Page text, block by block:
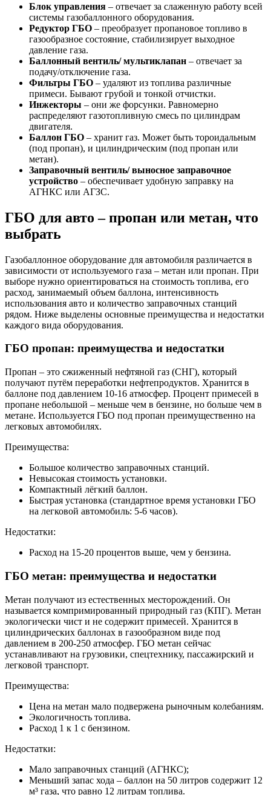
Блок управления – отвечает за слаженную работу всей
системы газобаллонного оборудования.
Редуктор ГБО – преобразует пропановое топливо в
газообразное состояние, стабилизирует выходное
давление газа.
Баллонный вентиль/ мультиклапан – отвечает за
подачу/отключение газа.
Фильтры ГБО – удаляют из топлива различные
примеси. Бывают грубой и тонкой отчистки.
Инжекторы – они же форсунки. Равномерно
распределяют газотопливную смесь по цилиндрам
двигателя.
Баллон ГБО – хранит газ. Может быть тороидальным
(под пропан), и цилиндрическим (под пропан или
метан).
Заправочный вентиль/ выносное заправочное
устройство – обеспечивает удобную заправку на
АГНКС или АГЗС.
ГБО для авто – пропан или метан, что
выбрать
Газобаллонное оборудование для автомобиля различается в
зависимости от используемого газа – метан или пропан. При
выборе нужно ориентироваться на стоимость топлива, его
расход, занимаемый объем баллона, интенсивность
использования авто и количество заправочных станций
рядом. Ниже выделены основные преимущества и недостатки
каждого вида оборудования.
ГБО пропан: преимущества и недостатки
Пропан – это сжиженный нефтяной газ (СНГ), который
получают путём переработки нефтепродуктов. Хранится в
баллоне под давлением 10-16 атмосфер. Процент примесей в
пропане небольшой – меньше чем в бензине, но больше чем в
метане. Используется ГБО под пропан преимущественно на
легковых автомобилях.
Преимущества:
Большое количество заправочных станций.
Невысокая стоимость установки.
Компактный лёгкий баллон.
Быстрая установка (стандартное время установки ГБО
на легковой автомобиль: 5-6 часов).
Недостатки:
Расход на 15-20 процентов выше, чем у бензина.
ГБО метан: преимущества и недостатки
Метан получают из естественных месторождений. Он
называется компримированный природный газ (КПГ). Метан
экологически чист и не содержит примесей. Хранится в
цилиндрических баллонах в газообразном виде под
давлением в 200-250 атмосфер. ГБО метан сейчас
устанавливают на грузовики, спецтехнику, пассажирский и
легковой транспорт.
Преимущества:
Цена на метан мало подвержена рыночным колебаниям.
Экологичность топлива.
Расход 1 к 1 с бензином.
Недостатки:
Мало заправочных станций (АГНКС);
Меньший запас хода – баллон на 50 литров содержит 12
м³ газа, что равно 12 литрам топлива.